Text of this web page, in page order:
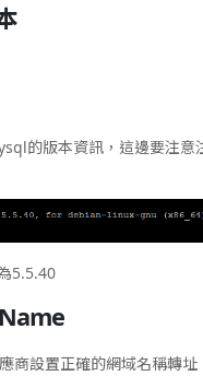
的版本資訊，這邊要注意
5.5.40
商設置正確的網域名稱轉址